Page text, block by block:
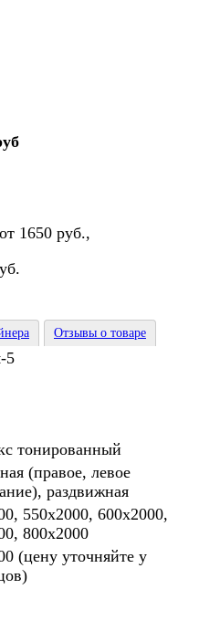
1650 руб.,
Отзывы о товаре
5
тонированный
(правое, левое
раздвижная
550х2000, 600х2000,
800х2000
(цену уточняйте у